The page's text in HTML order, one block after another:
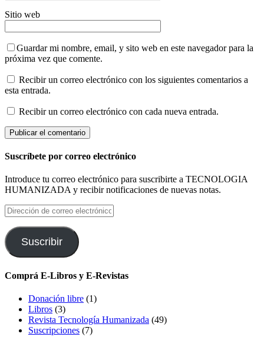
Sitio web
Guardar mi nombre, email, y sito web en este navegador para la
próxima vez que comente.
Recibir un correo electrónico con los siguientes comentarios a
esta entrada.
Recibir un correo electrónico con cada nueva entrada.
Suscríbete por correo electrónico
Introduce tu correo electrónico para suscribirte a TECNOLOGIA
HUMANIZADA y recibir notificaciones de nuevas notas.
Dirección
de
correo
electrónico
Suscribir
Comprá E-Libros y E-Revistas
Donación libre (1)
Libros (3)
Revista Tecnología Humanizada (49)
Suscripciones (7)